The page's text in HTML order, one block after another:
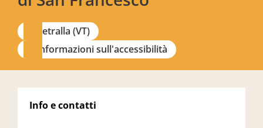
Vetralla (VT)
Informazioni sull'accessibilità
Info e contatti